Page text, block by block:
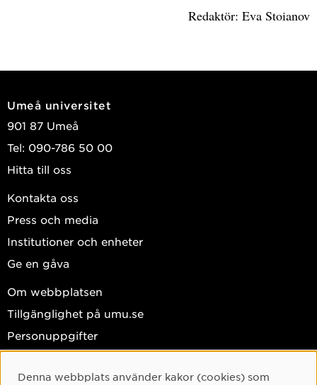
Redaktör: Eva Stoianov
Umeå universitet
901 87 Umeå
Tel: 090-786 50 00
Hitta till oss
Kontakta oss
Press och media
Institutioner och enheter
Ge en gåva
Om webbplatsen
Tillgänglighet på umu.se
Personuppgifter
Denna webbplats använder kakor (cookies) som